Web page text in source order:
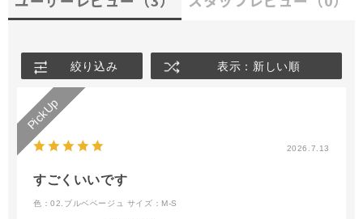
絞り込み 表示：新しい順
2026.7.13
すごくいいです
色：02.ブルベベージュ サイズ：M-S